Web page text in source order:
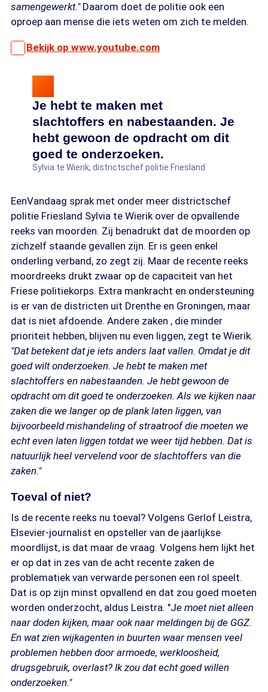
samengewerkt." Daarom doet de politie ook een
oproep aan mense die iets weten om zich te melden.
Bekijk op www.youtube.com
Je hebt te maken met
slachtoffers en nabestaanden. Je
hebt gewoon de opdracht om dit
goed te onderzoeken.
Sylvia te Wierik, districtschef politie Friesland
EenVandaag sprak met onder meer districtschef
politie Friesland Sylvia te Wierik over de opvallende
reeks van moorden. Zij benadrukt dat de moorden op
zichzelf staande gevallen zijn. Er is geen enkel
onderling verband, zo zegt zij. Maar de recente reeks
moordreeks drukt zwaar op de capaciteit van het
Friese politiekorps. Extra mankracht en ondersteuning
is er van de districten uit Drenthe en Groningen, maar
dat is niet afdoende. Andere zaken , die minder
prioriteit hebben, blijven nu even liggen, zegt te Wierik.
"Dat betekent dat je iets anders laat vallen. Omdat je dit
goed wilt onderzoeken. Je hebt te maken met
slachtoffers en nabestaanden. Je hebt gewoon de
opdracht om dit goed te onderzoeken. Als we kijken naar
zaken die we langer op de plank laten liggen, van
bijvoorbeeld mishandeling of straatroof die moeten we
echt even laten liggen totdat we weer tijd hebben. Dat is
natuurlijk heel vervelend voor de slachtoffers van die
zaken."
Toeval of niet?
Is de recente reeks nu toeval? Volgens Gerlof Leistra,
Elsevier-journalist en opsteller van de jaarlijkse
moordlijst, is dat maar de vraag. Volgens hem lijkt het
er op dat in zes van de acht recente zaken de
problematiek van verwarde personen een rol speelt.
Dat is op zijn minst opvallend en dat zou goed moeten
worden onderzocht, aldus Leistra. "Je moet niet alleen
naar doden kijken, maar ook naar meldingen bij de GGZ.
En wat zien wijkagenten in buurten waar mensen veel
problemen hebben door armoede, werkloosheid,
drugsgebruik, overlast? Ik zou dat echt goed willen
onderzoeken."